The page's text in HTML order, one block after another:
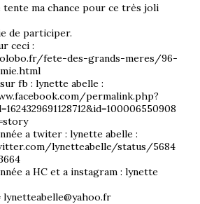
tente ma chance pour ce très joli
de participer.
ceci :
fete-des-grands-meres/96-
fb : lynette abelle :
permalink.php?
a twiter : lynette abelle :
lynetteabelle/status/5684
a HC et a instagram : lynette
lynetteabelle@yahoo.fr